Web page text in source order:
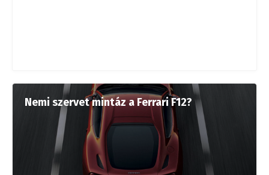
Nemi szervet mintáz a Ferrari F12?